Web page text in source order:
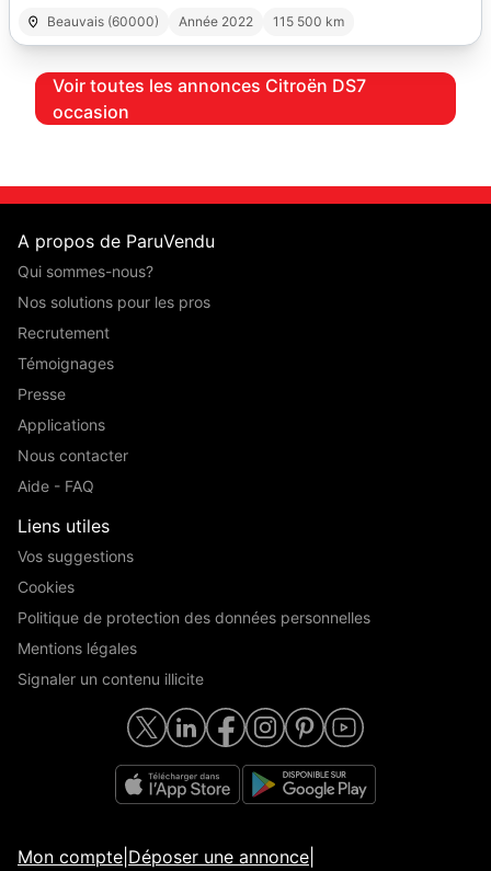
Beauvais (60000) Année 2022 115 500 km
Voir toutes les annonces Citroën DS7
occasion
A propos de ParuVendu
Qui sommes-nous?
Nos solutions pour les pros
Recrutement
Témoignages
Presse
Applications
Nous contacter
Aide - FAQ
Liens utiles
Vos suggestions
Cookies
Politique de protection des données personnelles
Mentions légales
Signaler un contenu illicite
Mon compte Déposer une annonce